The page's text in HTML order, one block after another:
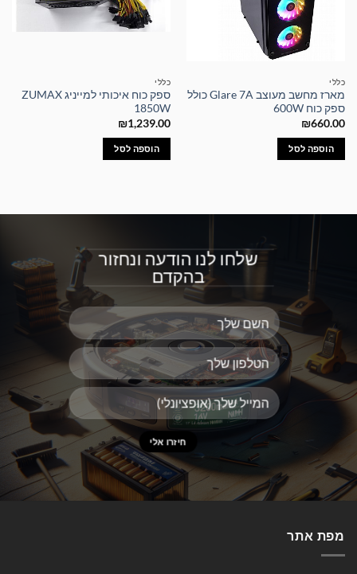
כללי
מארז מחשב מעוצב Glare 7A כולל
ספק כוח 600W
₪660.00
הוספה לסל
כללי
ספק כוח איכותי למייניג ZUMAX
1850W
₪1,239.00
הוספה לסל
שלחו לנו הודעה ונחזור
בהקדם
מפת אתר